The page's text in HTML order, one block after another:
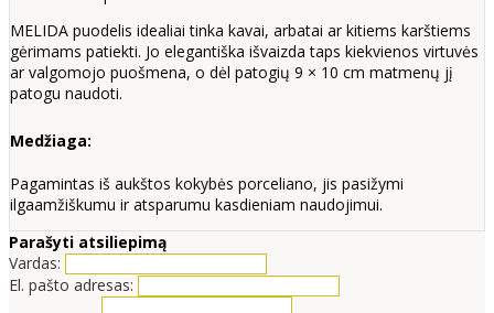
MELIDA puodelis idealiai tinka kavai, arbatai ar kitiems karštiems
gėrimams patiekti. Jo elegantiška išvaizda taps kiekvienos virtuvės
ar valgomojo puošmena, o dėl patogių 9 × 10 cm matmenų jį
patogu naudoti.
Medžiaga:
Pagamintas iš aukštos kokybės porceliano, jis pasižymi
ilgaamžiškumu ir atsparumu kasdieniam naudojimui.
Parašyti atsiliepimą
Vardas:
El. pašto adresas: